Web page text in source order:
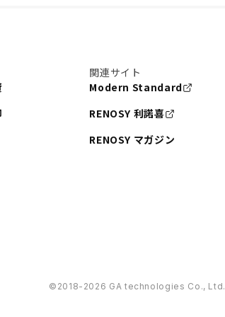
関連サイト
Modern Standard
RENOSY 利諾喜
RENOSY マガジン
©︎2018-2026 GA technologies Co., Ltd.